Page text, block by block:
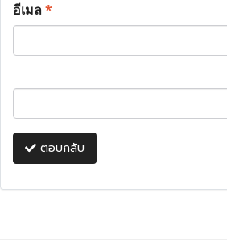
อีเมล*
ตอบกลับ